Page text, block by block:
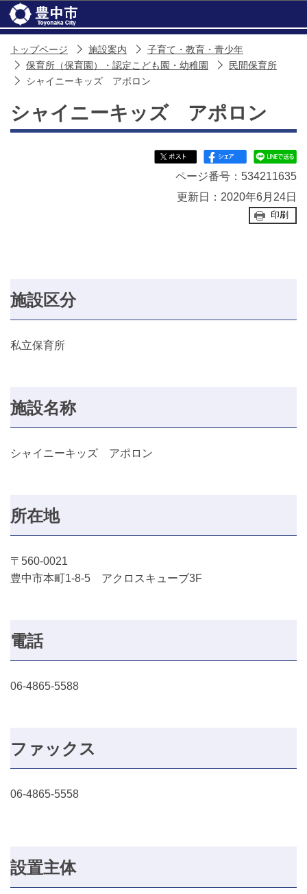
トップページ 施設案内
子育て・教育・青少年
保育所（保育園）・認定こども園・幼稚園
民間保育所
シャイニーキッズ アポロン
シャイニーキッズ アポロン
ページ番号：534211635
更新日：2020年6月24日
印刷
施設区分
私立保育所
施設名称
シャイニーキッズ アポロン
所在地
〒560-0021
豊中市本町1-8-5 アクロスキューブ3F
電話
06-4865-5588
ファックス
06-4865-5558
設置主体